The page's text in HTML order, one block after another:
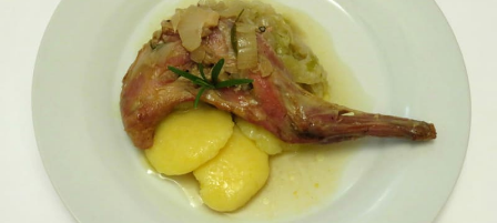
Články
TV Program
Škola vaření
Recepty z TV